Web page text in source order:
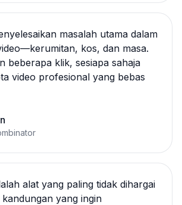
masalah utama dalam
kos, dan masa.
beberapa klik, sesiapa sahaja
video profesional yang bebas
alat yang paling tidak dihargai
yang ingin